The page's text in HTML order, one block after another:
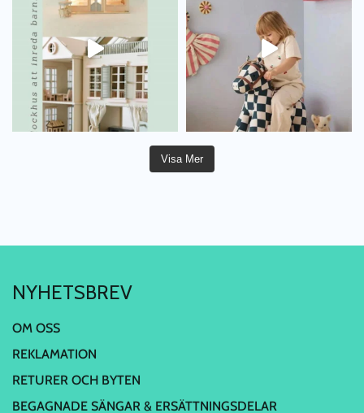
Visa Mer
NYHETSBREV
OM OSS
REKLAMATION
RETURER OCH BYTEN
BEGAGNADE SÄNGAR & ERSÄTTNINGSDELAR